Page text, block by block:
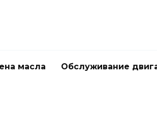
масла Обслуживание